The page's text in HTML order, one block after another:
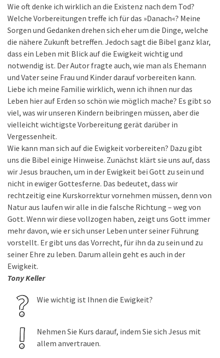
Wie oft denke ich wirklich an die Existenz nach dem Tod?
Welche Vorbereitungen treffe ich für das »Danach«? Meine
Sorgen und Gedanken drehen sich eher um die Dinge, welche
die nähere Zukunft betreffen. Jedoch sagt die Bibel ganz klar,
dass ein Leben mit Blick auf die Ewigkeit wichtig und
notwendig ist. Der Autor fragte auch, wie man als Ehemann
und Vater seine Frau und Kinder darauf vorbereiten kann.
Liebe ich meine Familie wirklich, wenn ich ihnen nur das
Leben hier auf Erden so schön wie möglich mache? Es gibt so
viel, was wir unseren Kindern beibringen müssen, aber die
vielleicht wichtigste Vorbereitung gerät darüber in
Vergessenheit.
Wie kann man sich auf die Ewigkeit vorbereiten? Dazu gibt
uns die Bibel einige Hinweise. Zunächst klärt sie uns auf, dass
wir Jesus brauchen, um in der Ewigkeit bei Gott zu sein und
nicht in ewiger Gottesferne. Das bedeutet, dass wir
rechtzeitig eine Kurskorrektur vornehmen müssen, denn von
Natur aus laufen wir alle in die falsche Richtung – weg von
Gott. Wenn wir diese vollzogen haben, zeigt uns Gott immer
mehr davon, wie er sich unser Leben unter seiner Führung
vorstellt. Er gibt uns das Vorrecht, für ihn da zu sein und zu
seiner Ehre zu leben. Darum allein geht es auch in der
Ewigkeit.
Tony Keller
Wie wichtig ist Ihnen die Ewigkeit?
Nehmen Sie Kurs darauf, indem Sie sich Jesus mit
allem anvertrauen.